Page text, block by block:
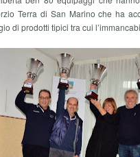
Terra di San Marino che ha
di prodotti tipici tra cui